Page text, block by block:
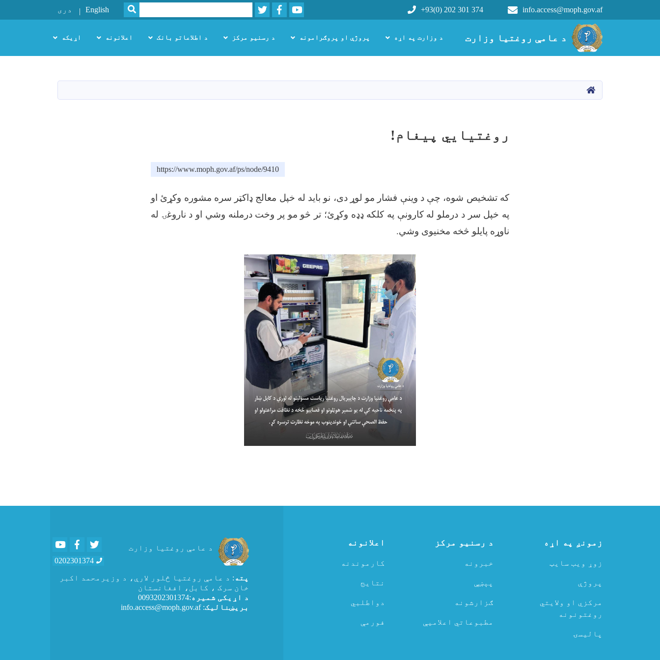
د عامې روغتیا وزارت
info.access@moph.gov.af
+93(0) 202 301 374
Youtube
Facebook
Twitter
Search
SEARCH
English دری
Main navigation
د عامې روغتیا وزارت د وزارت په اړه پروژې او پروګرامونه د رسنیو مرکز د اطلاعاتو بانک اعلانونه اړیکه
کور
روغتيايي پيغام!
https://www.moph.gov.af/ps/node/9410
که تشخیص شوه، چې د وينې فشار مو لوړ دی، نو باید له خپل معالج ډاکټر سره مشوره وکړئ او
په خپل سر د‌ درملو له کارونې په کلکه ډډه وکړئ؛ تر څو مو پر وخت درملنه وشي او د ناروغۍ له
ناوړه پايلو څخه مخنيوی وشي.
زمونږ په اړه
زوړ ویب سایټ
پروژې
مرکزي او ولایتي
روغتونونه
پالیسۍ
د رسنیو مرکز
خبرونه
پېښې
ګزارشونه
مطبوعاتي اعلامیې
اعلانونه
کارموندنه
نتایج
دواطلبي
فورمې
د عامې روغتیا وزارت
YoutubeFacebook
0202301374
پته : د عامې روغتيا څلور لارې، د وزیرمحمد اکبر
خان سرک ، کابل، افغانستان
د اړیکی شمیره :0093202301374
بریښنالیک: info.access@moph.gov.af